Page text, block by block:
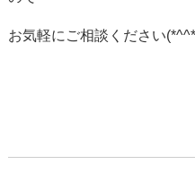
お気軽にご相談ください